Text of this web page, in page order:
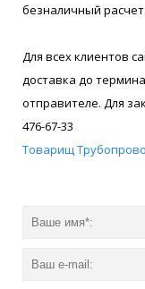
безналичный расчет.
Для всех клиентов
доставка до
отправителе. Для
476-67-33
Товарищ